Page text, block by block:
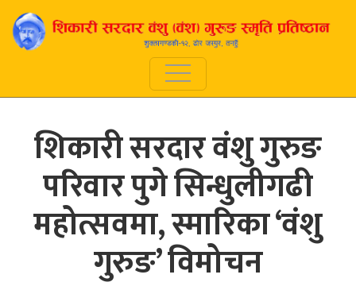
शिकारी सरदार वंशु गुरुङ
परिवार पुगे सिन्धुलीगढी
महोत्सवमा, स्मारिका ‘वंशु
गुरुङ’ विमोचन